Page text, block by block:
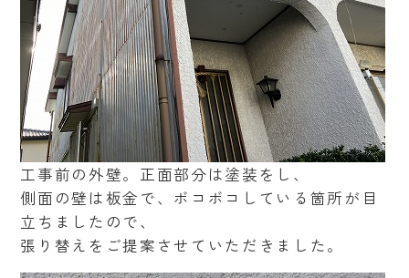
工事前の外壁。正面部分は塗装をし、
側面の壁は板金で、ボコボコしている箇所が目
立ちましたので、
張り替えをご提案させていただきました。